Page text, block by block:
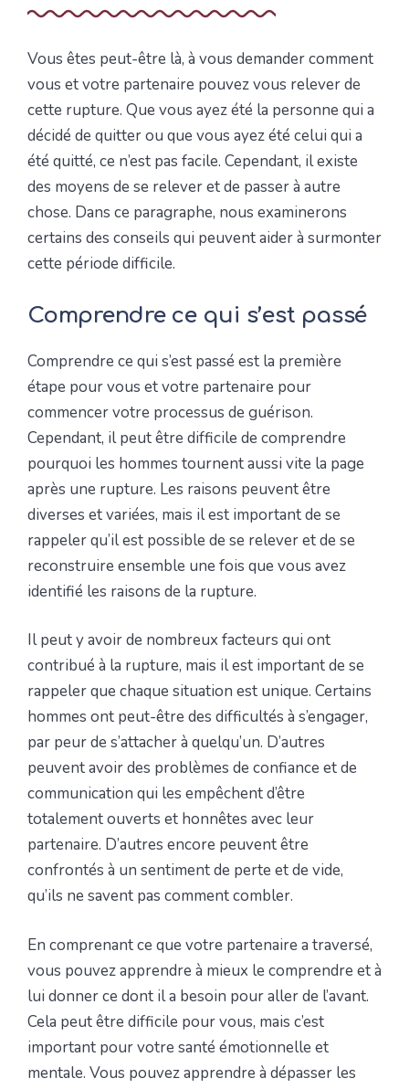
Vous êtes peut-être là, à vous demander comment
vous et votre partenaire pouvez vous relever de
cette rupture. Que vous ayez été la personne qui a
décidé de quitter ou que vous ayez été celui qui a
été quitté, ce n’est pas facile. Cependant, il existe
des moyens de se relever et de passer à autre
chose. Dans ce paragraphe, nous examinerons
certains des conseils qui peuvent aider à surmonter
cette période difficile.
Comprendre ce qui s’est passé
Comprendre ce qui s’est passé est la première
étape pour vous et votre partenaire pour
commencer votre processus de guérison.
Cependant, il peut être difficile de comprendre
pourquoi les hommes tournent aussi vite la page
après une rupture. Les raisons peuvent être
diverses et variées, mais il est important de se
rappeler qu’il est possible de se relever et de se
reconstruire ensemble une fois que vous avez
identifié les raisons de la rupture.
Il peut y avoir de nombreux facteurs qui ont
contribué à la rupture, mais il est important de se
rappeler que chaque situation est unique. Certains
hommes ont peut-être des difficultés à s’engager,
par peur de s’attacher à quelqu’un. D’autres
peuvent avoir des problèmes de confiance et de
communication qui les empêchent d’être
totalement ouverts et honnêtes avec leur
partenaire. D’autres encore peuvent être
confrontés à un sentiment de perte et de vide,
qu’ils ne savent pas comment combler.
En comprenant ce que votre partenaire a traversé,
vous pouvez apprendre à mieux le comprendre et à
lui donner ce dont il a besoin pour aller de l’avant.
Cela peut être difficile pour vous, mais c’est
important pour votre santé émotionnelle et
mentale. Vous pouvez apprendre à dépasser les